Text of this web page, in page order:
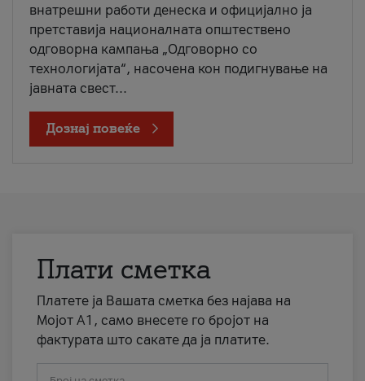
внатрешни работи денеска и официјално ја
претставија националната општествено
одговорна кампања „Одговорно со
технологијата“, насочена кон подигнување на
јавната свест...
Дознај повеќе
Плати сметка
Платете ја Вашата сметка без најава на
Мојот А1, само внесете го бројот на
фактурата што сакате да ја платите.